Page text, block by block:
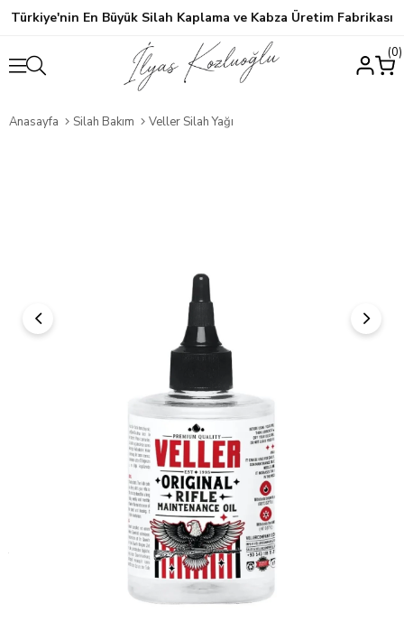
Türkiye'nin En Büyük Silah Kaplama ve Kabza Üretim Fabrikası
0
Anasayfa Silah Bakım Veller Silah Yağı
Veller Silah Yağı